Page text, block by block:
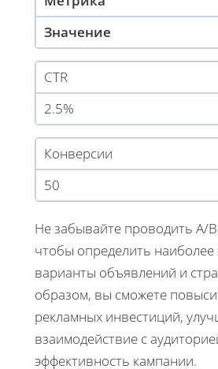
Значение
CTR
2.5%
Конверсии
50
Не забывайте проводить A/
чтобы определить
варианты объявлений и
образом, вы сможете
рекламных инвестиций,
взаимодействие с
эффективность кампании.